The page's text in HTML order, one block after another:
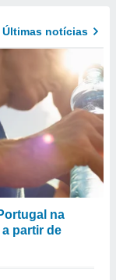
Últimas notícias
na
partir de